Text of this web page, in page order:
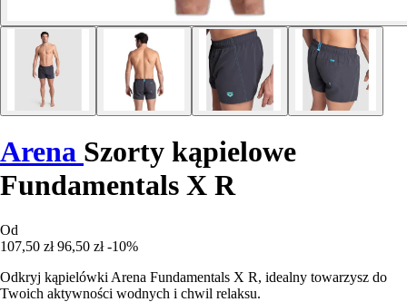
Arena Szorty kąpielowe
Fundamentals X R
Od
107,50 zł 96,50 zł -10%
Odkryj kąpielówki Arena Fundamentals X R, idealny towarzysz do
Twoich aktywności wodnych i chwil relaksu.